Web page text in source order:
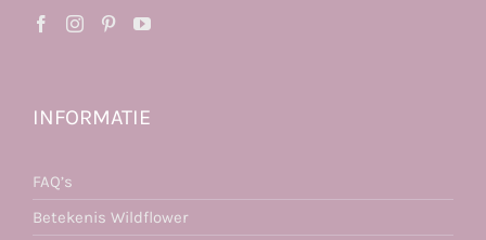
INFORMATIE
FAQ’s
Betekenis Wildflower